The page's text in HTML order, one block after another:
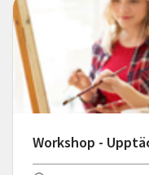
Workshop -